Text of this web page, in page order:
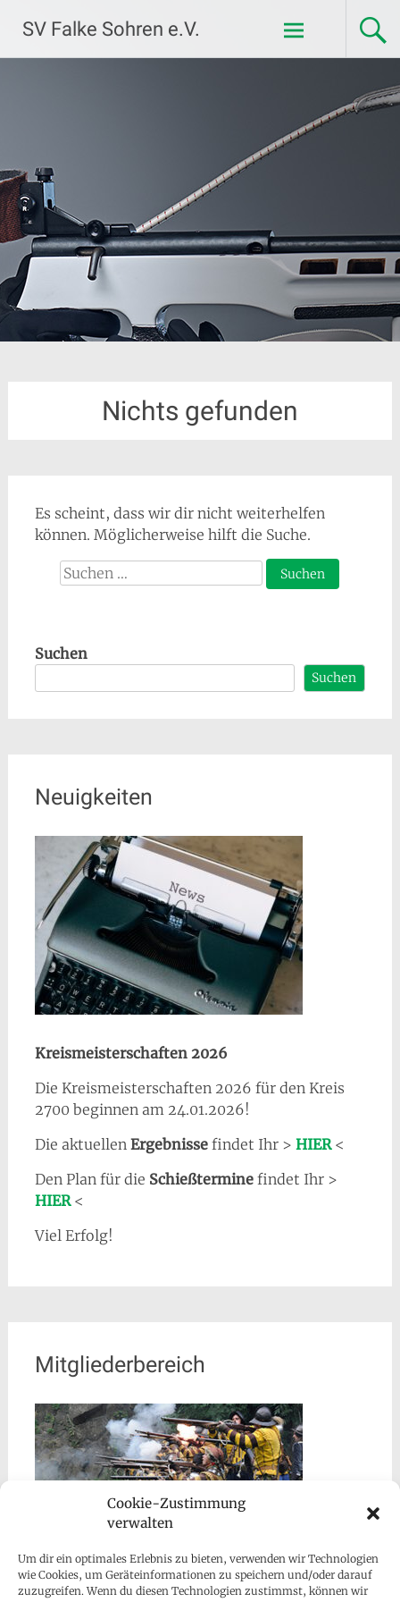
Cookie-Zustimmung
verwalten
Um dir ein optimales Erlebnis zu bieten, verwenden wir Technologien
wie Cookies, um Geräteinformationen zu speichern und/oder darauf
zuzugreifen. Wenn du diesen Technologien zustimmst, können wir
Inhalt
springen
SV Falke Sohren e.V.
Nichts gefunden
Es scheint, dass wir dir nicht weiterhelfen
können. Möglicherweise hilft die Suche.
Suche
nach:
Suchen
Suchen
Neuigkeiten
Kreismeisterschaften 2026
Die Kreismeisterschaften 2026 für den Kreis
2700 beginnen am 24.01.2026!
Die aktuellen Ergebnissefindet Ihr > HIER<
Den Plan für die Schießterminefindet Ihr >
HIER<
Viel Erfolg!
Mitgliederbereich